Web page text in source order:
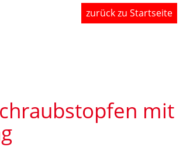
zurück zu Startseite
mit